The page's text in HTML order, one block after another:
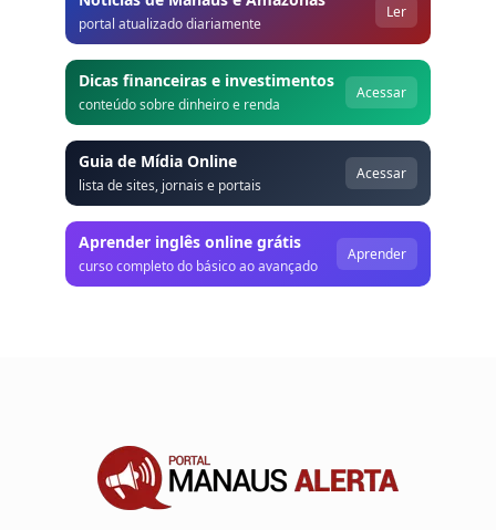
portal atualizado diariamente
Ler
Dicas financeiras e investimentos
conteúdo sobre dinheiro e renda
Acessar
Guia de Mídia Online
lista de sites, jornais e portais
Acessar
Aprender inglês online grátis
curso completo do básico ao avançado
Aprender